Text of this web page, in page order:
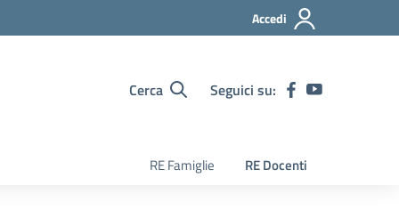
Accedi
Cerca Seguici su:
RE Famiglie RE Docenti